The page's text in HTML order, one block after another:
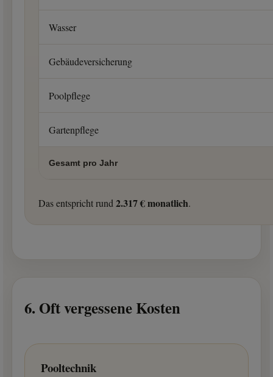
Wasser
Gebäudeversicherung
Poolpflege
Gartenpflege
Gesamt pro Jahr
Das entspricht rund 2.317 € monatlich.
6. Oft vergessene Kosten
Pooltechnik